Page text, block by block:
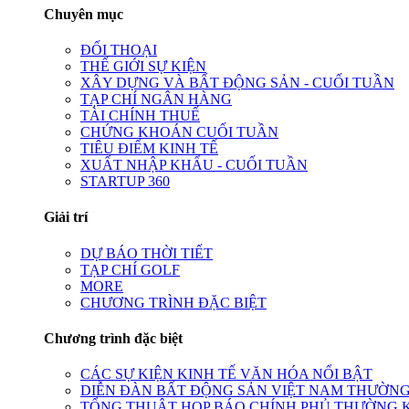
Chuyên mục
ĐỐI THOẠI
THẾ GIỚI SỰ KIỆN
XÂY DỰNG VÀ BẤT ĐỘNG SẢN - CUỐI TUẦN
TẠP CHÍ NGÂN HÀNG
TÀI CHÍNH THUẾ
CHỨNG KHOÁN CUỐI TUẦN
TIÊU ĐIỂM KINH TẾ
XUẤT NHẬP KHẨU - CUỐI TUẦN
STARTUP 360
Giải trí
DỰ BÁO THỜI TIẾT
TẠP CHÍ GOLF
MORE
CHƯƠNG TRÌNH ĐẶC BIỆT
Chương trình đặc biệt
CÁC SỰ KIỆN KINH TẾ VĂN HÓA NỔI BẬT
DIỄN ĐÀN BẤT ĐỘNG SẢN VIỆT NAM